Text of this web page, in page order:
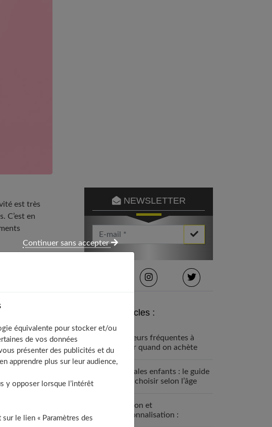
est très
C’est en
NEWSLETTER
Votre Email *
Derniers articles :
5 erreurs fréquentes à
éviter quand on achète
enfants
Sandales enfants : le guide
pour choisir selon l’âge
Fashion et
personnalisation :
équivalente pour stocker et/ou
de vos données
présenter des publicités et du
apprendre plus sur leur audience,
y opposer lorsque l’intérêt
le lien « Paramètres des
Continuer sans accepter